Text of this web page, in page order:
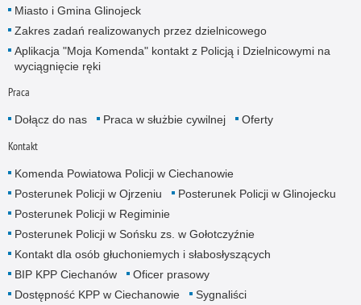
Miasto i Gmina Glinojeck
Zakres zadań realizowanych przez dzielnicowego
Aplikacja "Moja Komenda" kontakt z Policją i Dzielnicowymi na
wyciągnięcie ręki
Praca
Dołącz do nas Praca w służbie cywilnej Oferty
Kontakt
Komenda Powiatowa Policji w Ciechanowie
Posterunek Policji w Ojrzeniu
Posterunek Policji w Glinojecku
Posterunek Policji w Regiminie
Posterunek Policji w Sońsku zs. w Gołotczyźnie
Kontakt dla osób głuchoniemych i słabosłyszących
BIP KPP Ciechanów
Oficer prasowy
Dostępność KPP w Ciechanowie
Sygnaliści